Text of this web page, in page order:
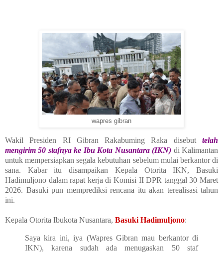
wapres gibran
Wakil Presiden RI Gibran Rakabuming Raka disebut telah
mengirim 50 stafnya ke Ibu Kota Nusantara (IKN) di Kalimantan
untuk mempersiapkan segala kebutuhan sebelum mulai berkantor di
sana. Kabar itu disampaikan Kepala Otorita IKN, Basuki
Hadimuljono dalam rapat kerja di Komisi II DPR tanggal 30 Maret
2026. Basuki pun memprediksi rencana itu akan terealisasi tahun
ini.
Kepala Otorita Ibukota Nusantara, Basuki Hadimuljono:
Saya kira ini, iya (Wapres Gibran mau berkantor di
IKN), karena sudah ada menugaskan 50 staf